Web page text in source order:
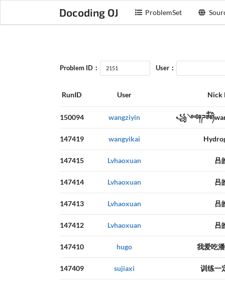
Docoding OJ ProblemSet
Problem ID： User：
RunID User Nick
150094 wangziyin
147419 wangyikai
147415 Lvhaoxuan 吕
147414 Lvhaoxuan 吕
147413 Lvhaoxuan 吕
147412 Lvhaoxuan 吕
147410 hugo 我爱吃
147409 sujiaxi 训练一